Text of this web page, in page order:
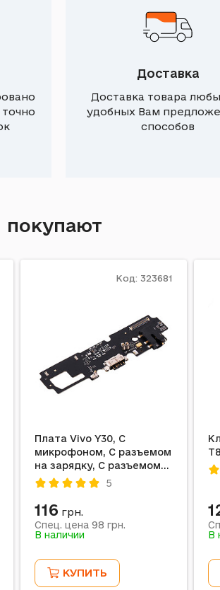
Доставка
Доставка товара
удобных Вам
способов
покупают
Плата Vivo Y30, С
микрофоном, С разъемом
на зарядку, С разъемом
на наушники
5
Код: 323681
116 грн.
Спец. цена 98 грн.
В наличии
КУПИТЬ
В